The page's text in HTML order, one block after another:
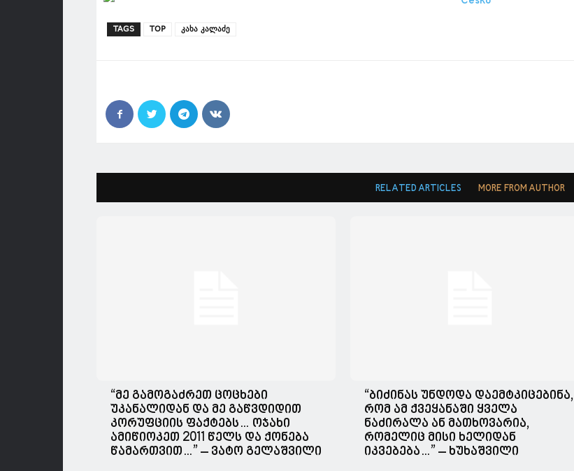
TAGS TOP კახა კალაძე
RELATED ARTICLES MORE FROM AUTHOR
“მე გამოგაძრეთ ცოცხები
უკანალიდან და მე გაწვდიდით
კორუფციის ფაქტებს… ოჯახი
ამიწიოკეთ 2011 წელს და ქონება
წამართვით…” – ვატო გელაშვილი
“ბიძინას უნდოდა დაემტკიცებინა,
რომ ამ ქვეყანაში ყველა
ნაძირალა ან მათხოვარია,
რომელიც მისი ხელიდან
იკვებება…” – ხუხაშვილი